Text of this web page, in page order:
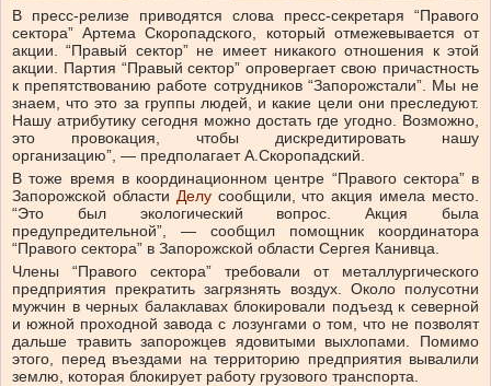
В пресс-релизе приводятся слова пресс-секретаря “Правого
сектора” Артема Скоропадского, который отмежевывается от
акции. “Правый сектор” не имеет никакого отношения к этой
акции. Партия “Правый сектор” опровергает свою причастность
к препятствованию работе сотрудников “Запорожстали”. Мы не
знаем, что это за группы людей, и какие цели они преследуют.
Нашу атрибутику сегодня можно достать где угодно. Возможно,
это провокация, чтобы дискредитировать нашу
организацию”, — предполагает А.Скоропадский.
В тоже время в координационном центре “Правого сектора” в
Запорожской области Делусообщили, что акция имела место.
“Это был экологический вопрос. Акция была
предупредительной”, — сообщил помощник координатора
“Правого сектора” в Запорожской области Сергея Канивца.
Члены “Правого сектора” требовали от металлургического
предприятия прекратить загрязнять воздух. Около полусотни
мужчин в черных балаклавах блокировали подъезд к северной
и южной проходной завода с лозунгами о том, что не позволят
дальше травить запорожцев ядовитыми выхлопами. Помимо
этого, перед въездами на территорию предприятия вывалили
землю, которая блокирует работу грузового транспорта.